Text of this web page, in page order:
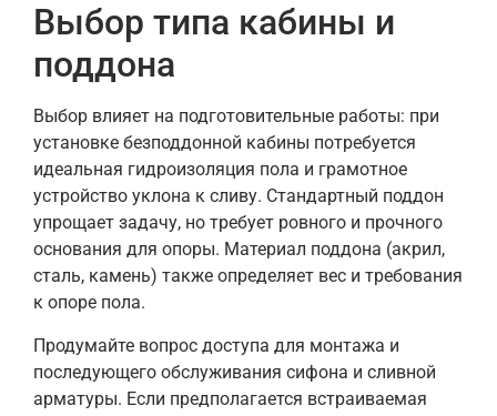
Выбор типа кабины и
поддона
Выбор влияет на подготовительные работы: при
установке безподдонной кабины потребуется
идеальная гидроизоляция пола и грамотное
устройство уклона к сливу. Стандартный поддон
упрощает задачу, но требует ровного и прочного
основания для опоры. Материал поддона (акрил,
сталь, камень) также определяет вес и требования
к опоре пола.
Продумайте вопрос доступа для монтажа и
последующего обслуживания сифона и сливной
арматуры. Если предполагается встраиваемая